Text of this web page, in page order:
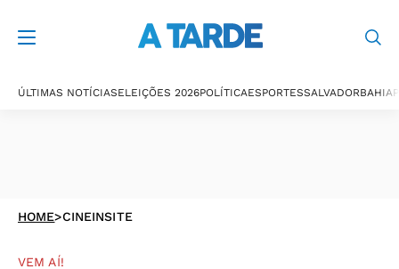
ÚLTIMAS NOTÍCIASELEIÇÕES 2026POLÍTICAESPORTESSALVADORBAHIA
HOME>CINEINSITE
VEM AÍ!